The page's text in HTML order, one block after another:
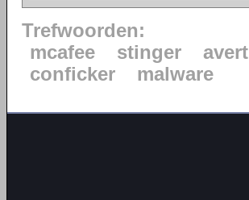
Trefwoorden:
mcafee
stinger avert
conficker
malware